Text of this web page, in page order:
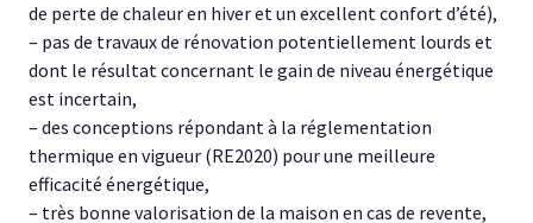
de perte de chaleur en hiver et un excellent confort d’été),
– pas de travaux de rénovation potentiellement lourds et
dont le résultat concernant le gain de niveau énergétique
est incertain,
– des conceptions répondant à la réglementation
thermique en vigueur (RE2020) pour une meilleure
efficacité énergétique,
– très bonne valorisation de la maison en cas de revente,